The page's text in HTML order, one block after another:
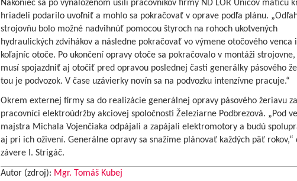
Nakoniec sa po vynaloženom úsilí pracovníkov firmy ND LOR Uničov maticu
hriadeli podarilo uvoľniť a mohlo sa pokračovať v oprave podľa plánu.
strojovňu bolo možné nadvihnúť pomocou štyroch na rohoch ukotvených
hydraulických zdvihákov a následne pokračovať vo výmene otočového venca
koľajníc otoče. Po ukončení opravy otoče sa pokračovalo v montáži
musí spojazdniť aj otočiť pred opravou poslednej časti generálky pásového
tou je podvozok. V čase uzávierky novín sa na podvozku intenzívne pracuje.“
Okrem externej firmy sa do realizácie generálnej opravy pásového žeriavu
pracovníci elektroúdržby akciovej spoločnosti Železiarne Podbrezová. „Pod
majstra Michala Vojenčiaka odpájali a zapájali elektromotory a budú
aj pri ich oživení. Generálne opravy sa snažíme plánovať každých päť rokov,“
závere I. Strigáč.
Autor (zdroj): Mgr. Tomáš Kubej